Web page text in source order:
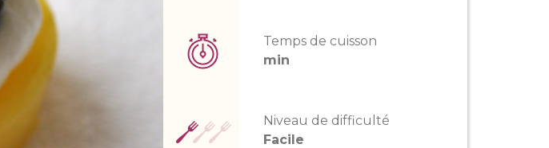
Temps de cuisson
min
Niveau de difficulté
Facile